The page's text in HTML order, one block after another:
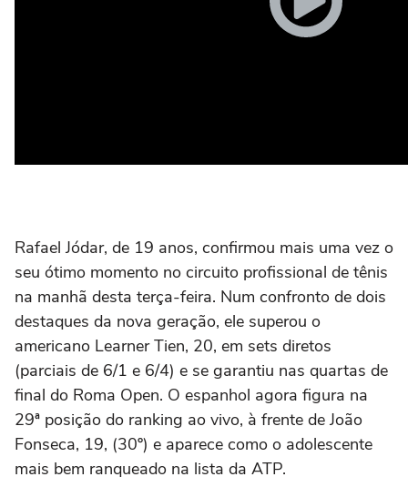
Rafael Jódar, de 19 anos, confirmou mais uma vez o
seu ótimo momento no circuito profissional de tênis
na manhã desta terça-feira. Num confronto de dois
destaques da nova geração, ele superou o
americano Learner Tien, 20, em sets diretos
(parciais de 6/1 e 6/4) e se garantiu nas quartas de
final do Roma Open. O espanhol agora figura na
29ª posição do ranking ao vivo, à frente de João
Fonseca, 19, (30º) e aparece como o adolescente
mais bem ranqueado na lista da ATP.